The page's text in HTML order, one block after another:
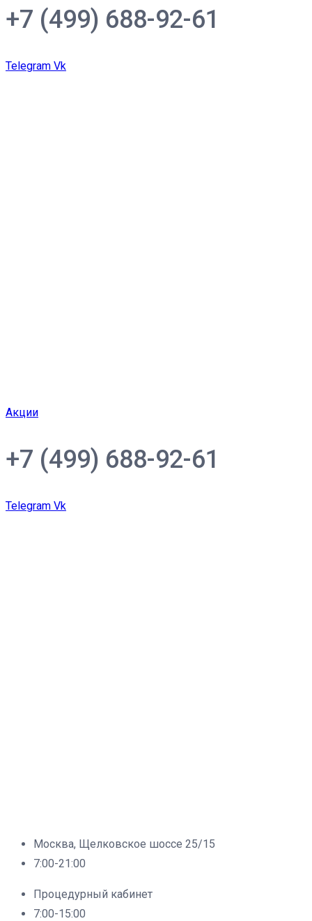
+7 (499) 688-92-61
Telegram Vk
Акции
+7 (499) 688-92-61
Telegram Vk
Москва, Щелковское шоссе 25/15
7:00-21:00
Процедурный кабинет
7:00-15:00